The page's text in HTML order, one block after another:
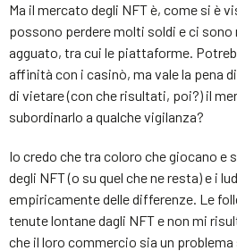
Ma il mercato degli NFT è, come si è
possono perdere molti soldi e ci sono
agguato, tra cui le piattaforme.
affinità con i casinò, ma vale la pena
di vietare (con che risultati, poi?) il
subordinarlo a qualche vigilanza?
Io credo che tra coloro che giocano e
degli NFT (o su quel che ne resta) e i
empiricamente delle differenze. Le
tenute lontane dagli NFT e non mi
che il loro commercio sia un